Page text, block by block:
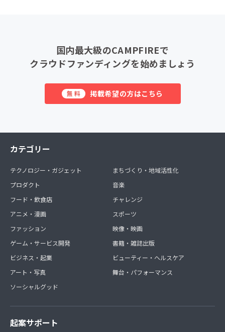
国内最大級のCAMPFIREで
クラウドファンディングを始めましょう
無料 掲載希望の方はこちら
カテゴリー
テクノロジー・ガジェット
プロダクト
フード・飲食店
アニメ・漫画
ファッション
ゲーム・サービス開発
ビジネス・起業
アート・写真
ソーシャルグッド
まちづくり・地域活性化
音楽
チャレンジ
スポーツ
映像・映画
書籍・雑誌出版
ビューティー・ヘルスケア
舞台・パフォーマンス
起案サポート